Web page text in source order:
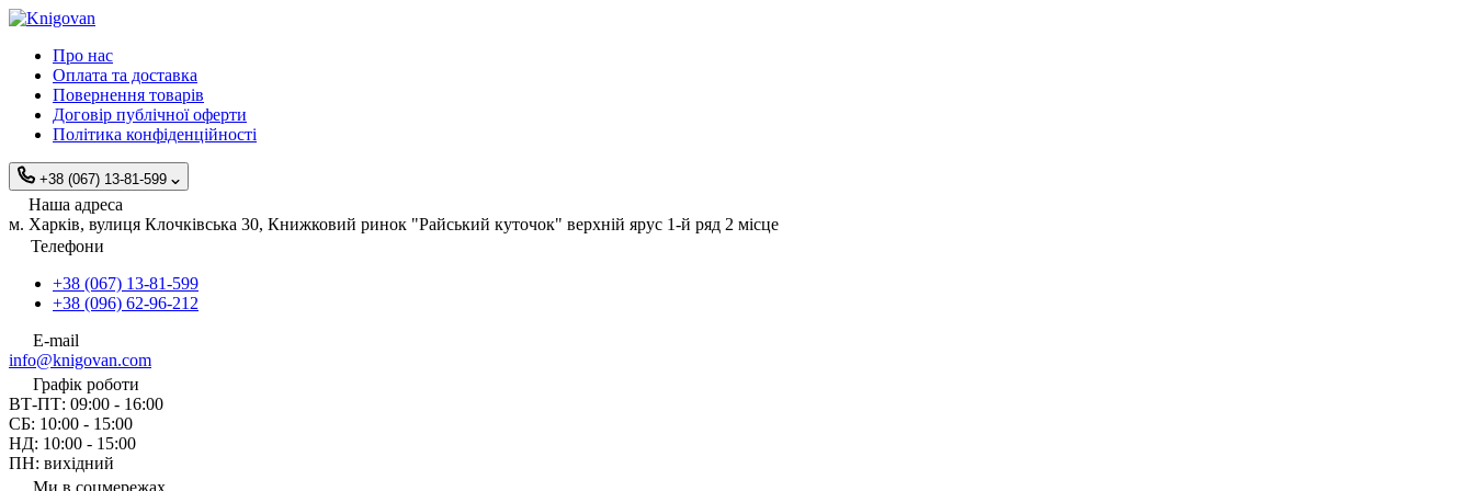
Про нас
Оплата та доставка
Повернення товарів
Договір публічної оферти
Політика конфіденційності
+38 (067) 13-81-599
Наша адреса
м. Харків, вулиця Клочківська 30, Книжковий ринок "Райський куточок" верхній ярус 1-й ряд 2 місце
Телефони
+38 (067) 13-81-599
+38 (096) 62-96-212
E-mail
info@knigovan.com
Графік роботи
ВТ-ПТ: 09:00 - 16:00
СБ: 10:00 - 15:00
НД: 10:00 - 15:00
ПН: вихідний
Ми в соцмережах